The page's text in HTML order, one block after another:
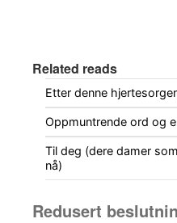
Related reads
Etter denne
Oppmuntrende ord og
Til deg (dere damer
nå)
Redusert